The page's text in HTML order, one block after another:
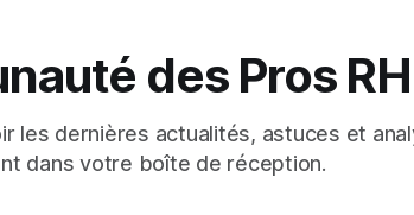
des Pros
les dernières actualités, astuces et
dans votre boîte de réception.